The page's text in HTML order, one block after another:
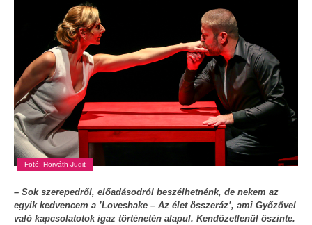
Fotó: Horváth Judit
– Sok szerepedről, előadásodról beszélhetnénk, de nekem az
egyik kedvencem a ’Loveshake – Az élet összeráz’, ami Győzővel
való kapcsolatotok igaz történetén alapul. Kendőzetlenül őszinte.